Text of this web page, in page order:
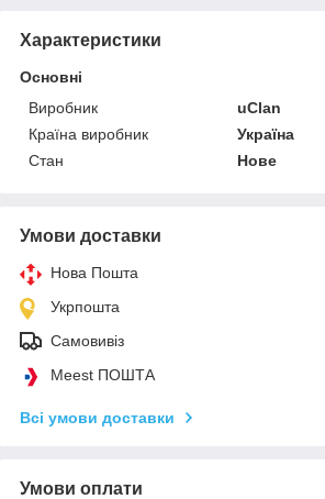
Характеристики
Основні
Виробник
uClan
Країна виробник
Україна
Стан
Нове
Умови доставки
Нова Пошта
Укрпошта
Самовивіз
Meest ПОШТА
Всі умови доставки
Умови оплати